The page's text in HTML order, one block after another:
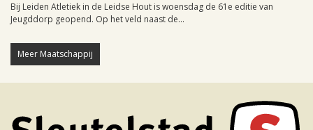
Bij Leiden Atletiek in de Leidse Hout is woensdag de 61e editie van
Jeugddorp geopend. Op het veld naast de...
Meer Maatschappij